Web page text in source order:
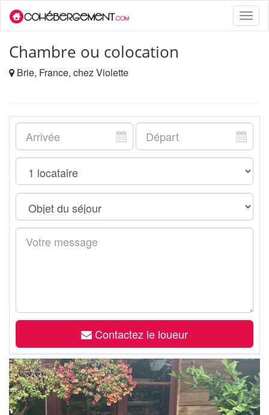
Toggle
Chambre ou colocation
Brie, France, chez Violette
Contactez le loueur